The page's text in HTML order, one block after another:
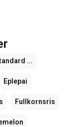
...
Eplepai
Fullkornsris